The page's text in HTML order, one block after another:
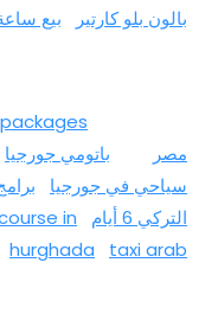
بالون بلو كارتير
بيع
مصر
باتومي جورجيا
سياحي في جورجيا
التركي 6 أيام
in
hurghada
taxi arab